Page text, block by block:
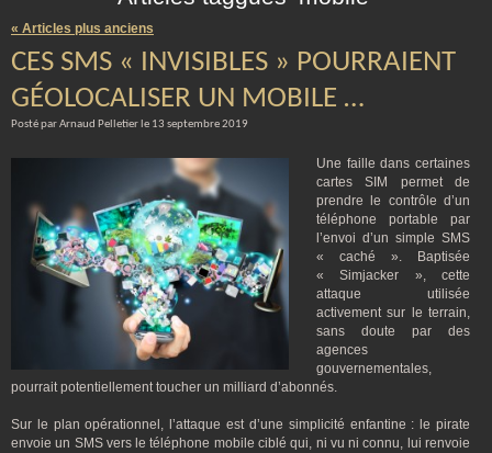
« Articles plus anciens
CES SMS « INVISIBLES » POURRAIENT
GÉOLOCALISER UN MOBILE …
Posté par Arnaud Pelletier le 13 septembre 2019
Une faille dans certaines
cartes SIM permet de
prendre le contrôle d’un
téléphone portable par
l’envoi d’un simple SMS
« caché ». Baptisée
« Simjacker », cette
attaque utilisée
activement sur le terrain,
sans doute par des
agences
gouvernementales,
pourrait potentiellement toucher un milliard d’abonnés.
Sur le plan opérationnel, l’attaque est d’une simplicité enfantine : le pirate
envoie un SMS vers le téléphone mobile ciblé qui, ni vu ni connu, lui renvoie